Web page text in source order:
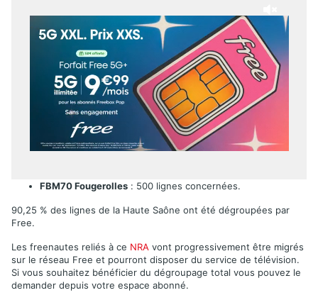
FBM70 Fougerolles : 500 lignes concernées.
90,25 % des lignes de la Haute Saône ont été dégroupées par
Free.
Les freenautes reliés à ce NRA vont progressivement être migrés
sur le réseau Free et pourront disposer du service de télévision.
Si vous souhaitez bénéficier du dégroupage total vous pouvez le
demander depuis votre espace abonné.